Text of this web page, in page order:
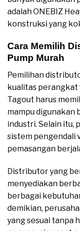
adalah ONEBIZ
konstruksi yang
Cara Memilih
Pump Murah
Pemilihan
kualitas perangkat
Tagout harus
mampu digunakan
industri. Selain itu,
sistem pengendali
pemasangan
Distributor yang
menyediakan
berbagai
demikian,
yang sesuai tanpa